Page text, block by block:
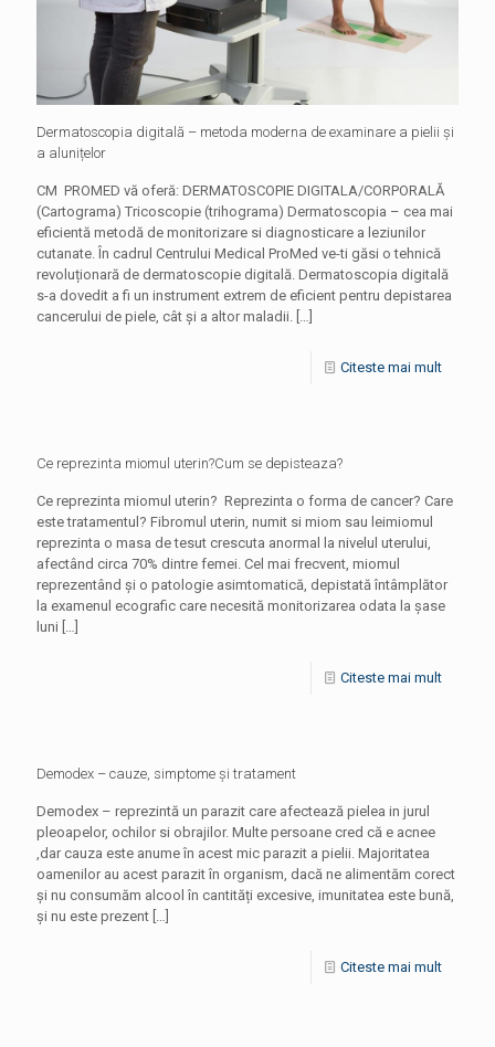
Dermatoscopia digitală – metoda moderna de examinare a pielii și
a alunițelor
CM PROMED vă oferă: DERMATOSCOPIE DIGITALA/CORPORALĂ
(Cartograma) Triсoscopie (trihograma) Dermatoscopia – cea mai
eficientă metodă de monitorizare si diagnosticare a leziunilor
cutanate. În cadrul Centrului Medical ProMed ve-ti găsi o tehnică
revoluționară de dermatoscopie digitală. Dermatoscopia digitală
s-a dovedit a fi un instrument extrem de eficient pentru depistarea
cancerului de piele, cât şi a altor maladii.
Citeste mai mult
Ce reprezinta miomul uterin?Cum se depisteaza?
Ce reprezinta miomul uterin? Reprezinta o forma de cancer? Care
este tratamentul? Fibromul uterin, numit si miom sau leimiomul
reprezinta o masa de tesut crescuta anormal la nivelul uterului,
afectând circa 70% dintre femei. Cel mai frecvent, miomul
reprezentând și o patologie asimtomatică, depistată întâmplător
la examenul ecografic care necesită monitorizarea odata la șase
luni
Citeste mai mult
Demodex – cauze, simptome și tratament
Demodex – reprezintă un parazit care afectează pielea in jurul
pleoapelor, ochilor si obrajilor. Multe persoane cred că e acnee
,dar cauza este anume în acest mic parazit a pielii. Majoritatea
oamenilor au acest parazit în organism, dacă ne alimentăm corect
și nu consumăm alcool în cantități excesive, imunitatea este bună,
și nu este prezent
Citeste mai mult